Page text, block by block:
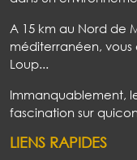
A 15 km au Nord de
méditerranéen, vous
Loup...
Immanquablement,
fascination sur
LIENS RAPIDES